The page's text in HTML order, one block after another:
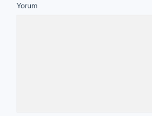
Yorum